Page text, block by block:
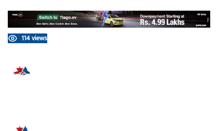
114 views